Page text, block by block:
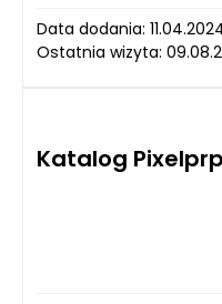
Data dodania:
Ostatnia wizyta:
Katalog